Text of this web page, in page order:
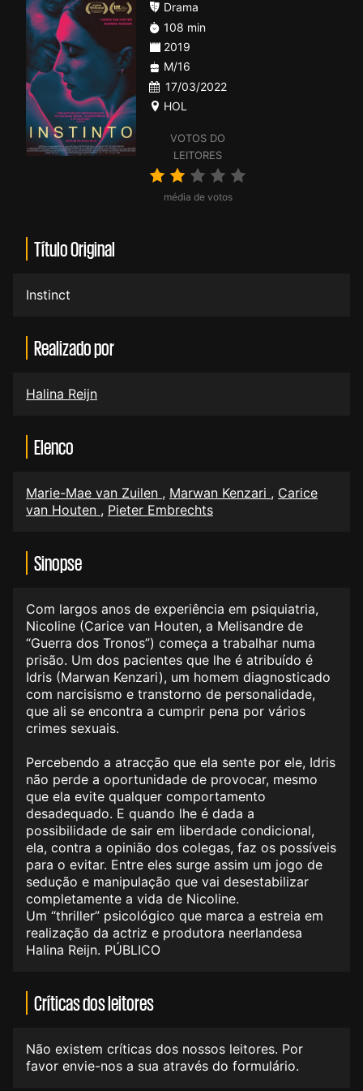
VOTOS DO
LEITORES
média de votos
Drama
108 min
2019
M/16
17/03/2022
HOL
Título Original
Instinct
Realizado por
Halina Reijn
Elenco
Marie-Mae van Zuilen , Marwan Kenzari , Carice
van Houten , Pieter Embrechts
Sinopse
Com largos anos de experiência em psiquiatria,
Nicoline (Carice van Houten, a Melisandre de
“Guerra dos Tronos”) começa a trabalhar numa
prisão. Um dos pacientes que lhe é atribuído é
Idris (Marwan Kenzari), um homem diagnosticado
com narcisismo e transtorno de personalidade,
que ali se encontra a cumprir pena por vários
crimes sexuais.
Percebendo a atracção que ela sente por ele, Idris
não perde a oportunidade de provocar, mesmo
que ela evite qualquer comportamento
desadequado. E quando lhe é dada a
possibilidade de sair em liberdade condicional,
ela, contra a opinião dos colegas, faz os possíveis
para o evitar. Entre eles surge assim um jogo de
sedução e manipulação que vai desestabilizar
completamente a vida de Nicoline.
Um “thriller” psicológico que marca a estreia em
realização da actriz e produtora neerlandesa
Halina Reijn. PÚBLICO
Críticas dos leitores
Não existem críticas dos nossos leitores. Por
favor envie-nos a sua através do formulário.